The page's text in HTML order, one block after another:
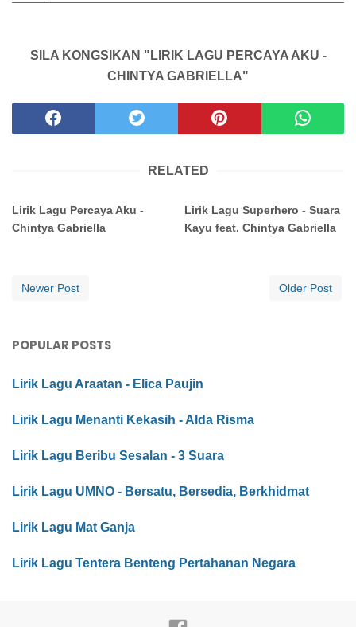
SILA KONGSIKAN "LIRIK LAGU PERCAYA AKU -
CHINTYA GABRIELLA"
RELATED
Lirik Lagu Percaya Aku -
Chintya Gabriella
Lirik Lagu Superhero - Suara
Kayu feat. Chintya Gabriella
Newer Post Older Post
POPULAR POSTS
Lirik Lagu Araatan - Elica Paujin
Lirik Lagu Menanti Kekasih - Alda Risma
Lirik Lagu Beribu Sesalan - 3 Suara
Lirik Lagu UMNO - Bersatu, Bersedia, Berkhidmat
Lirik Lagu Mat Ganja
Lirik Lagu Tentera Benteng Pertahanan Negara